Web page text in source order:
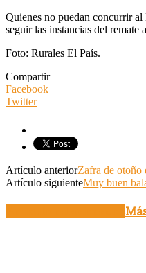
Quienes no puedan concurrir
seguir las instancias del remate
Foto: Rurales El País.
Compartir
Facebook
Twitter
Artículo anteriorZafra de otoño
Artículo siguienteMuy buen